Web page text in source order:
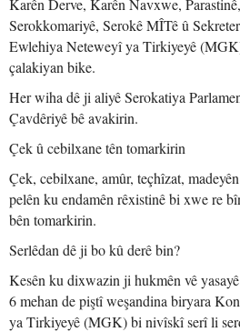
Karên Derve, Karên Navxwe,
Serokkomariyê, Serokê MÎTê û
Ewlehiya Neteweyî ya Tirkiyeyê
çalakiyan bike.
Her wiha dê ji aliyê Serokatiya
Çavdêriyê bê avakirin.
Çek û cebilxane tên tomarkirin
Çek, cebilxane, amûr, teçhîzat,
pelên ku endamên rêxistinê bi xwe re
bên tomarkirin.
Serlêdan dê ji bo kû derê bin?
Kesên ku dixwazin ji hukmên vê
6 mehan de piştî weşandina biryara
ya Tirkiyeyê (MGK) bi nivîskî serî li